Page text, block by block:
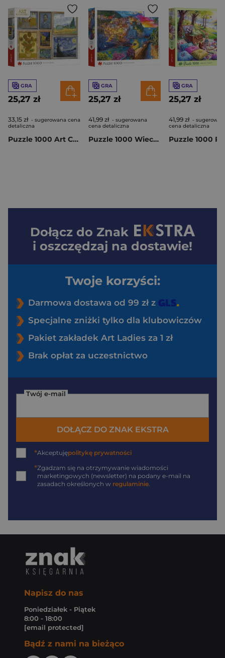
GRA
25,27 zł
33,15 zł - sugerowana cena
detaliczna
Puzzle 1000 Art Collection Kolekcja Vincenta van Gogha 10973
GRA
25,27 zł
41,99 zł - sugerowana
cena detaliczna
Puzzle 1000 Wieczorny spacer po Cinque Terre 10982
GRA
25,27 zł
41,99 zł -
cena detaliczna
Dołącz do Znak
i oszczędzaj na dostawie!
Twoje korzyści:
Darmowa dostawa od 99 zł z
Specjalne zniżki tylko dla klubowiczów
Pakiet zakładek Art Ladies za 1 zł
Brak opłat za uczestnictwo
Twój e-mail
DOŁĄCZ DO ZNAK EKSTRA
*Akceptujępolitykę prywatności
*Zgadzam się na otrzymywanie wiadomości
marketingowych (newsletter) na podany e-mail na
zasadach określonych w regulaminie.
Napisz do nas
Poniedziałek - Piątek
8:00 - 18:00
[email protected]
Bądź z nami na bieżąco